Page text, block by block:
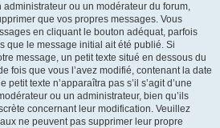
ou un modérateur du forum,
que vos propres messages. Vous
en cliquant le bouton adéquat, parfois
que le message initial ait été publié. Si
message, un petit texte situé en dessous du
fois que vous l’avez modifié, contenant la date
petit texte n’apparaîtra pas s’il s’agit d’une
ou un administrateur, bien qu’ils
concernant leur modification. Veuillez
ne peuvent pas supprimer leur propre